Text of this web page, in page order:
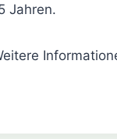
Jahren.